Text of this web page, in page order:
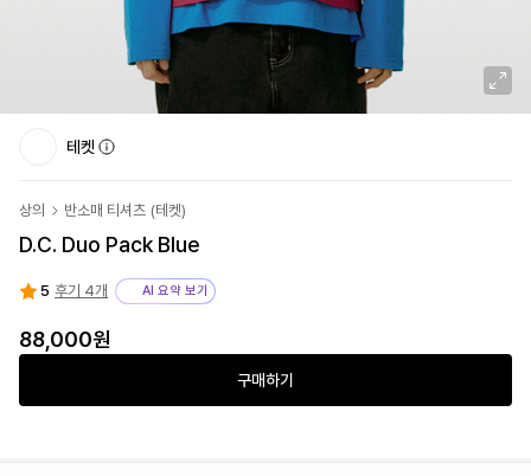
테켓
상의 반소매 티셔츠 (테켓)
D.C. Duo Pack Blue
5 후기 4개 AI 요약 보기
88,000원
구매하기